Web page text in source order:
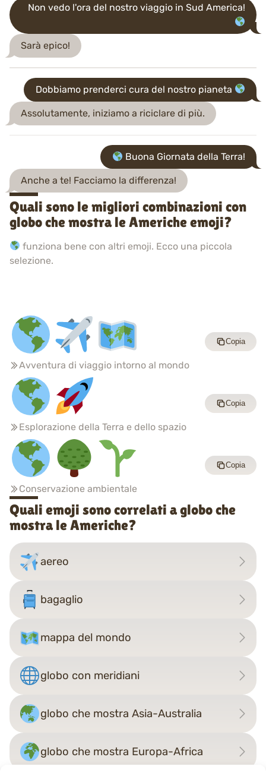
Non vedo l'ora del nostro viaggio in Sud America!
Sarà epico!
Dobbiamo prenderci cura del nostro pianeta
Assolutamente, iniziamo a riciclare di più.
Buona Giornata della Terra!
Anche a te! Facciamo la differenza!
Quali sono le migliori combinazioni con
globo che mostra le Americhe emoji?
funziona bene con altri emoji. Ecco una piccola
selezione.
Avventura di viaggio intorno al mondo
Copia
Esplorazione della Terra e dello spazio
Copia
Conservazione ambientale
Copia
Quali emoji sono correlati a globo che
mostra le Americhe?
aereo
bagaglio
mappa del mondo
globo con meridiani
globo che mostra Asia-Australia
globo che mostra Europa-Africa